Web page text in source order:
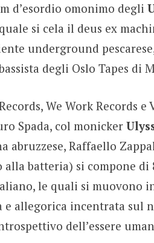
d’esordio omonimo degli
si cela il deus ex
underground
degli Oslo Tapes di
We Work Records e
Spada, col monicker
abruzzese, Raffaello
alla batteria) si compone
le quali si muovono
e allegorica incentrata sul
dell’essere